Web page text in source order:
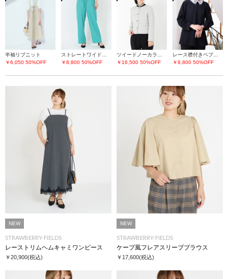
半袖リブニット
￥6,050 50%OFF
ストレートワイドパンツ
￥8,800 50%OFF
ツイードノーカラージャケット
￥16,500 50%OFF
レース襟付きペプラムプルオーバー
￥8,800 50%OFF
NEW
STRAWBERRY-FIELDS
レーストリムヘムキャミワンピース
￥20,900(税込)
NEW
STRAWBERRY-FIELDS
ケープ風フレアスリーブブラウス
￥17,600(税込)